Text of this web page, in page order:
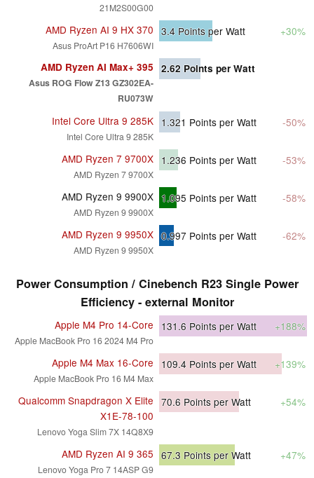
21M2S00G00
AMD Ryzen AI 9 HX 370
Asus ProArt P16 H7606WI
3.4 Points per Watt +30%
AMD Ryzen AI Max+ 395
Asus ROG Flow Z13 GZ302EA-
RU073W
2.62 Points per Watt
Intel Core Ultra 9 285K
Intel Core Ultra 9 285K
1.321 Points per Watt -50%
AMD Ryzen 7 9700X
AMD Ryzen 7 9700X
1.236 Points per Watt -53%
AMD Ryzen 9 9900X
AMD Ryzen 9 9900X
1.095 Points per Watt -58%
AMD Ryzen 9 9950X
AMD Ryzen 9 9950X
0.997 Points per Watt -62%
Power Consumption / Cinebench R23 Single Power
Efficiency - external Monitor
Apple M4 Pro 14-Core
Apple MacBook Pro 16 2024 M4 Pro
131.6 Points per Watt +188%
Apple M4 Max 16-Core
Apple MacBook Pro 16 M4 Max
109.4 Points per Watt +139%
Qualcomm Snapdragon X Elite
X1E-78-100
Lenovo Yoga Slim 7X 14Q8X9
70.6 Points per Watt +54%
AMD Ryzen AI 9 365
Lenovo Yoga Pro 7 14ASP G9
67.3 Points per Watt +47%